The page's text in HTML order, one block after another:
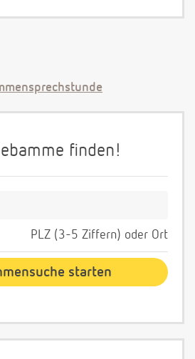
finden!
PLZ (3-5 Ziffern) oder Ort